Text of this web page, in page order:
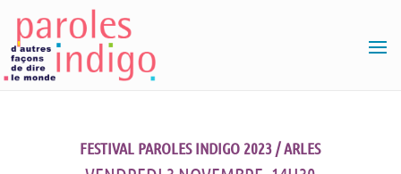
FESTIVAL PAROLES INDIGO 2023 / ARLES